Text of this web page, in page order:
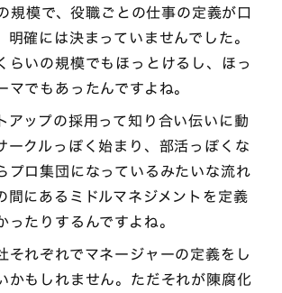
模で、役職ごとの仕事の定義が口
確には決まっていませんでした。
らいの規模でもほっとけるし、ほっ
マでもあったんですよね。
アップの採用って知り合い伝いに動
ークルっぽく始まり、部活っぽくな
プロ集団になっているみたいな流れ
間にあるミドルマネジメントを定義
たりするんですよね。
それぞれでマネージャーの定義をし
かもしれません。ただそれが陳腐化